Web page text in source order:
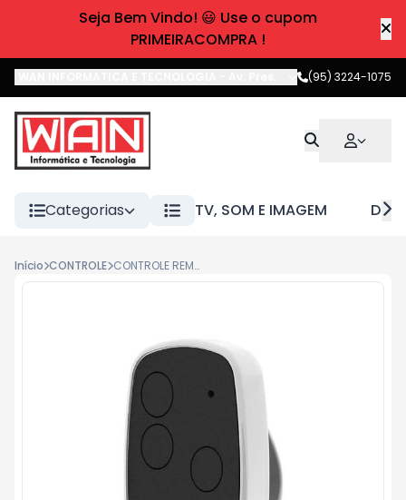
Seja Bem Vindo! 😃 Use o cupom
PRIMEIRACOMPRA !
Av. Pres. Castelo Branco,Boa
(95) 3224-1075
Categorias TV, SOM E IMAGEM
Início CONTROLE CONTROLE REMOTO DIG RF OPEN TECH PRETO 20006500 NICE